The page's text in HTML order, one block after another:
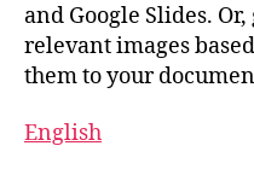
and Google Slides.
relevant images
them to your
English